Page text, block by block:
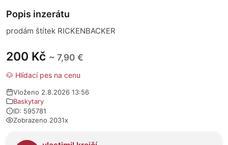
200 Kč ~ 7,90 €
🐶 Hlídací pes na cenu
Vloženo 2.8.2026 13:56
Baskytary
ID: 595781
Zobrazeno 2031x
O prodejci
Popis inzerátu
prodám štítek RICKENBACKER